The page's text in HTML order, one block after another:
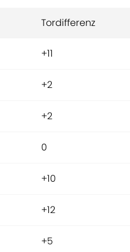
Tordifferenz
+11
+2
+2
0
+10
+12
+5